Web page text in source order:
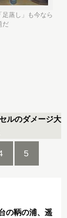
足蒸し」も今なら
だ
ルのダメージ大
5
の鞆の浦、遥